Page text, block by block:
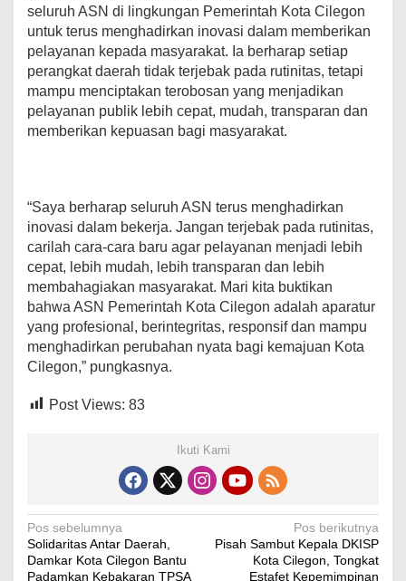
seluruh ASN di lingkungan Pemerintah Kota Cilegon
untuk terus menghadirkan inovasi dalam memberikan
pelayanan kepada masyarakat. Ia berharap setiap
perangkat daerah tidak terjebak pada rutinitas, tetapi
mampu menciptakan terobosan yang menjadikan
pelayanan publik lebih cepat, mudah, transparan dan
memberikan kepuasan bagi masyarakat.
“Saya berharap seluruh ASN terus menghadirkan
inovasi dalam bekerja. Jangan terjebak pada rutinitas,
carilah cara-cara baru agar pelayanan menjadi lebih
cepat, lebih mudah, lebih transparan dan lebih
membahagiakan masyarakat. Mari kita buktikan
bahwa ASN Pemerintah Kota Cilegon adalah aparatur
yang profesional, berintegritas, responsif dan mampu
menghadirkan perubahan nyata bagi kemajuan Kota
Cilegon,” pungkasnya.
Post Views: 83
Ikuti Kami
N
a
Pos sebelumnya
Solidaritas Antar Daerah,
Damkar Kota Cilegon Bantu
Padamkan Kebakaran TPSA
Pos berikutnya
Pisah Sambut Kepala DKISP
Kota Cilegon, Tongkat
Estafet Kepemimpinan